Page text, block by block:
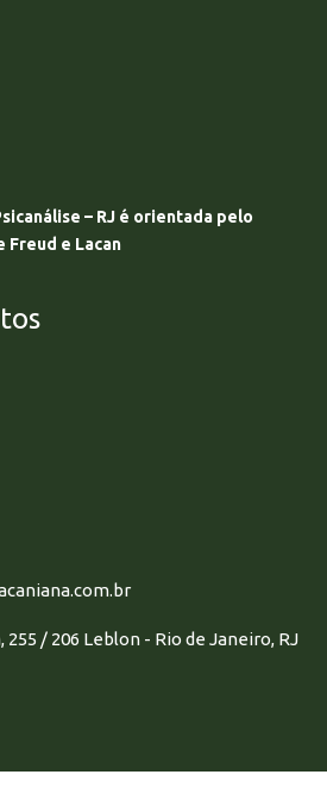
– RJ é orientada pelo
Freud e Lacan
255 / 206 Leblon - Rio de Janeiro, RJ